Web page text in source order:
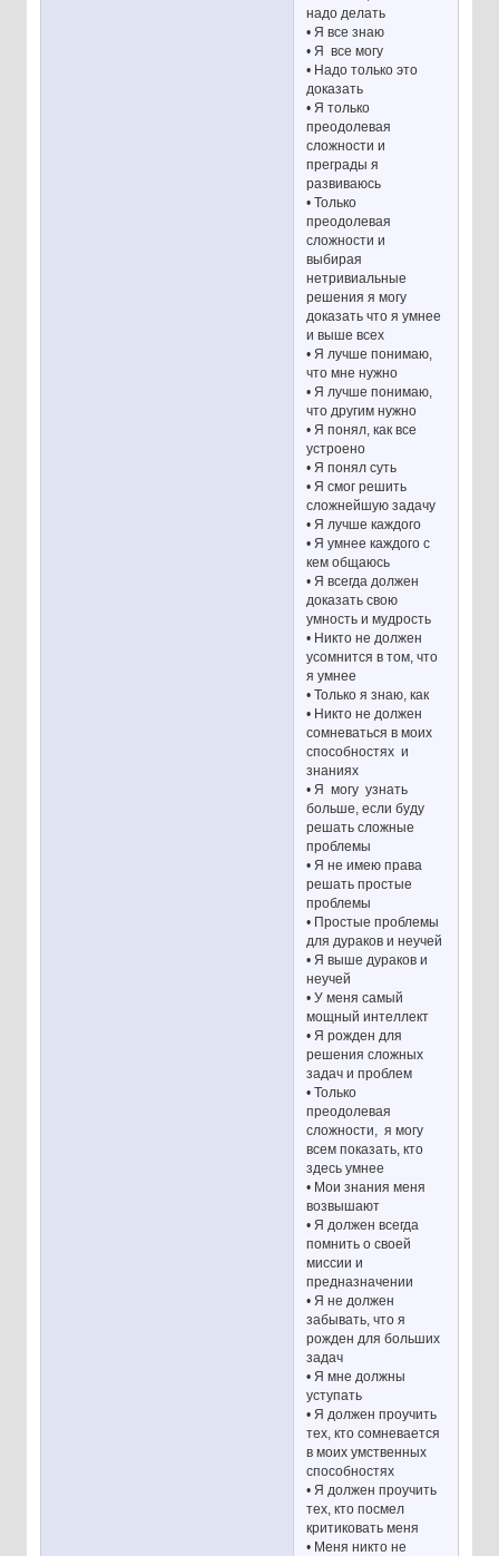
надо делать
• Я все знаю
• Я все могу
• Надо только это
доказать
• Я только
преодолевая
сложности и
преграды я
развиваюсь
• Только
преодолевая
сложности и
выбирая
нетривиальные
решения я могу
доказать что я умнее
и выше всех
• Я лучше понимаю,
что мне нужно
• Я лучше понимаю,
что другим нужно
• Я понял, как все
устроено
• Я понял суть
• Я смог решить
сложнейшую задачу
• Я лучше каждого
• Я умнее каждого с
кем общаюсь
• Я всегда должен
доказать свою
умность и мудрость
• Никто не должен
усомнится в том, что
я умнее
• Только я знаю, как
• Никто не должен
сомневаться в моих
способностях и
знаниях
• Я могу узнать
больше, если буду
решать сложные
проблемы
• Я не имею права
решать простые
проблемы
• Простые проблемы
для дураков и неучей
• Я выше дураков и
неучей
• У меня самый
мощный интеллект
• Я рожден для
решения сложных
задач и проблем
• Только
преодолевая
сложности, я могу
всем показать, кто
здесь умнее
• Мои знания меня
возвышают
• Я должен всегда
помнить о своей
миссии и
предназначении
• Я не должен
забывать, что я
рожден для больших
задач
• Я мне должны
уступать
• Я должен проучить
тех, кто сомневается
в моих умственных
способностях
• Я должен проучить
тех, кто посмел
критиковать меня
• Меня никто не